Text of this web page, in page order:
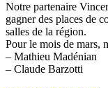
Notre partenaire
gagner des places de
salles de la région.
Pour le mois de mars,
– Mathieu Madénian
– Claude Barzotti